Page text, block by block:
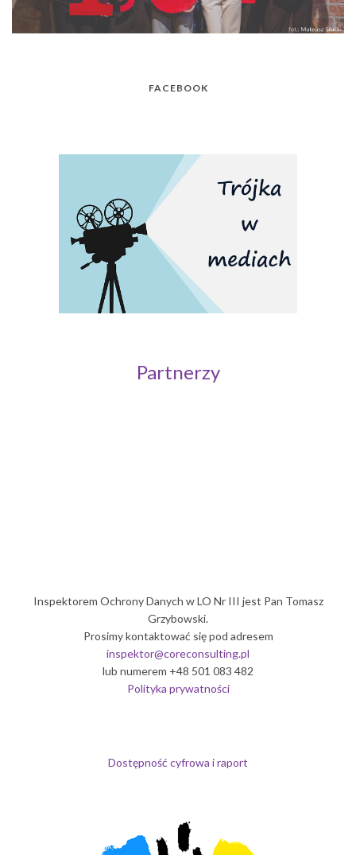
FACEBOOK
Partnerzy
Inspektorem Ochrony Danych w LO Nr III jest Pan Tomasz
Grzybowski.
Prosimy kontaktować się pod adresem
inspektor@coreconsulting.pl
lub numerem +48 501 083 482
Polityka prywatności
Dostępność cyfrowa i raport